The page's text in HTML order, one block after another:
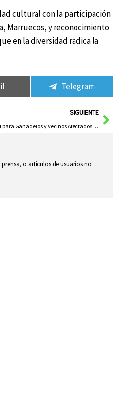
cultural con la participación
Marruecos, y reconocimiento
en la diversidad radica la
Telegram
SIGUIENTE
Apoyo Millonario del Gobierno Regional para Ganaderos y Vecinos Afectados por Incendio en Pico del Lobo
o artículos de usuarios no